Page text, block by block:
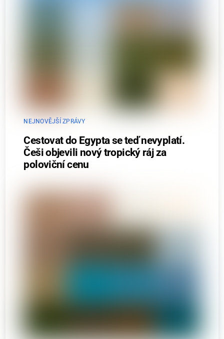
NEJNOVĚJŠÍ ZPRÁVY
Cestovat do Egypta se teď nevyplatí.
Češi objevili nový tropický ráj za
poloviční cenu